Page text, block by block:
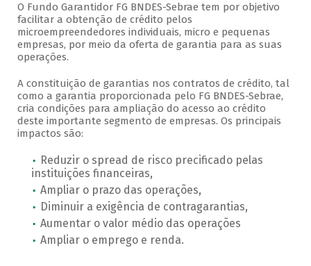
O Fundo Garantidor FG BNDES-Sebrae tem por objetivo
facilitar a obtenção de crédito pelos
microempreendedores individuais, micro e pequenas
empresas, por meio da oferta de garantia para as suas
operações.
A constituição de garantias nos contratos de crédito, tal
como a garantia proporcionada pelo FG BNDES-Sebrae,
cria condições para ampliação do acesso ao crédito
deste importante segmento de empresas. Os principais
impactos são:
Reduzir o spread de risco precificado pelas
instituições financeiras,
Ampliar o prazo das operações,
Diminuir a exigência de contragarantias,
Aumentar o valor médio das operações
Ampliar o emprego e renda.